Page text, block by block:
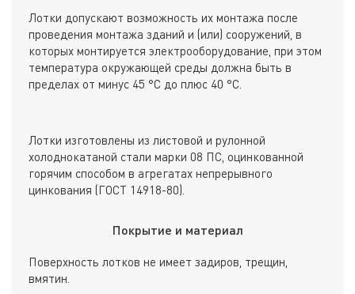
Лотки допускают возможность их монтажа после
проведения монтажа зданий и (или) сооружений, в
которых монтируется электрооборудование, при этом
температура окружающей среды должна быть в
пределах от минус 45 °С до плюс 40 °С.
Лотки изготовлены из листовой и рулонной
холоднокатаной стали марки 08 ПС, оцинкованной
горячим способом в агрегатах непрерывного
цинкования (ГОСТ 14918-80).
Покрытие и материал
Поверхность лотков не имеет задиров, трещин,
вмятин.